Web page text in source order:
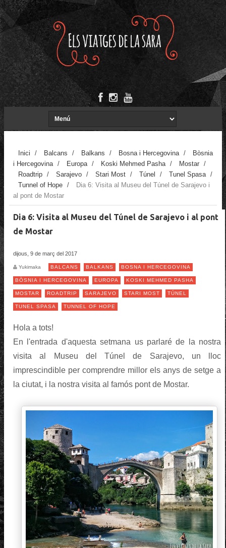
Inici / Balcans / Balkans / Bosna i Hercegovina /
Bòsnia
i Hercegovina / Europa / Koski Mehmed Pasha / Mostar /
Roadtrip / Sarajevo / Stari Most / Túnel / Tunel Spasa /
Tunnel of Hope /
Dia 6: Visita al Museu del Túnel de Sarajevo i
al pont de Mostar
Dia 6: Visita al Museu del Túnel de Sarajevo i al pont
de Mostar
dijous, 9 de març del 2017
Yukimaka BALCANS BALKANS BOSNA I HERCEGOVINA
BÒSNIA I HERCEGOVINA EUROPA KOSKI MEHMED PASHA
MOSTAR ROADTRIP SARAJEVO STARI MOST TÚNEL
TUNEL SPASA TUNNEL OF HOPE
Hola a tots!
En l'entrada d'aquesta setmana us parlaré de la nostra
visita al Museu del Túnel de Sarajevo, un lloc
imprescindible per comprendre millor els anys de setge a
la ciutat, i la nostra visita al famós pont de Mostar.